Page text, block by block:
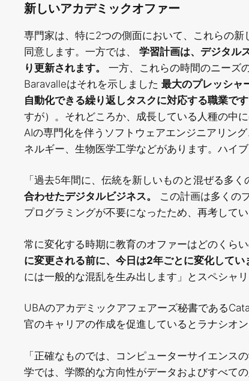
新しいアカデミックオファー
専門家は、特に2つの側面において、これらの
同意します。一方では、 学習計画は、デジタル
り更新されます。
一方、これらの時間のニーズ
Baravalleはそれを示しました 最大のプレッシャ
自動化できる繰り返しタスクに対応する職業です
すが）。それどころか、成長している人種の中
AIの専門化を伴うソフトウェアエンジニアリン
ネルギー、生物医学工学などがあります。ハイ
「過去5年間に、伝統を新しいものと混ぜる多く
合わせたデジタルビジネス。
この計画は多くの
プログラミングが不要になったため、再考して
常に変化する時期に教育のオファーはどのくら
に変更される前に、今日は2年ごとに変化してい
には一般的な混乱を生み出します」とスペシャリ
UBAのアカデミックアフェアーズ秘書である
官のキャリアの作成を促進しているとラナシオン
「正確なものでは、コンピューターサイエンス
学では、学際的な方向性がデータおよびすべて